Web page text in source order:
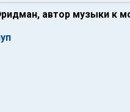
автор музыки к